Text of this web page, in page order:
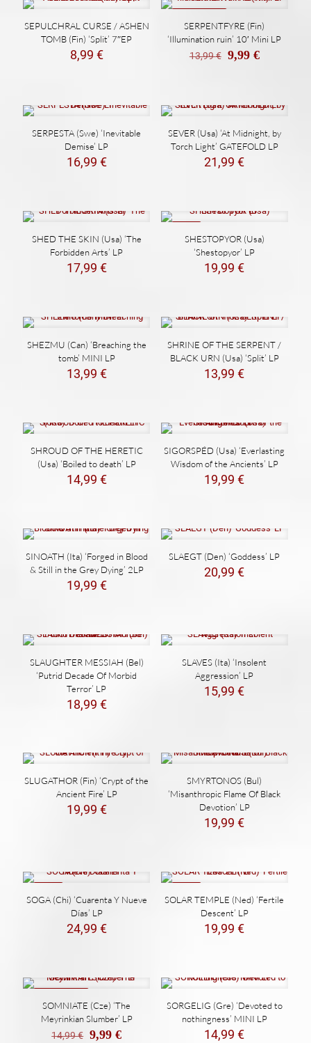
SEPULCHRAL CURSE / ASHEN
TOMB (Fin) ‘Split’ 7″EP
8,99 €
SERPENTFYRE (Fin)
‘Illumination ruin’ 10′ Mini LP
13,99€ El
13,99 €.
9,99 €El
9,99 €.
SERPESTA (Swe) ‘Inevitable
Demise’ LP
16,99 €
SEVER (Usa) ‘At Midnight, by
Torch Light’ GATEFOLD LP
21,99€
SHED THE SKIN (Usa) ‘The
Forbidden Arts’ LP
17,99 €
SHESTOPYOR (Usa)
‘Shestopyor’ LP
19,99€
SHEZMU (Can) ‘Breaching the
tomb’ MINI LP
13,99 €
SHRINE OF THE SERPENT /
BLACK URN (Usa) ‘Split’ LP
13,99€
SHROUD OF THE HERETIC
(Usa) ‘Boiled to death’ LP
14,99 €
SIGORSPÉD (Usa) ‘Everlasting
Wisdom of the Ancients’ LP
19,99€
SINOATH (Ita) ‘Forged in Blood
& Still in the Grey Dying’ 2LP
19,99 €
SLAEGT (Den) ‘Goddess’ LP
20,99€
SLAUGHTER MESSIAH (Bel)
‘Putrid Decade Of Morbid
Terror’ LP
18,99 €
SLAVES (Ita) ‘Insolent
Aggression’ LP
15,99€
SLUGATHOR (Fin) ‘Crypt of the
Ancient Fire’ LP
19,99 €
SMYRTONOS (Bul)
‘Misanthropic Flame Of Black
Devotion’ LP
19,99€
SOGA (Chi) ‘Cuarenta Y Nueve
Días’ LP
24,99 €
SOLAR TEMPLE (Ned) ‘Fertile
Descent’ LP
19,99€
SOMNIATE (Cze) ‘The
Meyrinkian Slumber’ LP
14,99€ El
9,99€El
SORGELIG (Gre) ‘Devoted to
nothingness’ MINI LP
14,99€